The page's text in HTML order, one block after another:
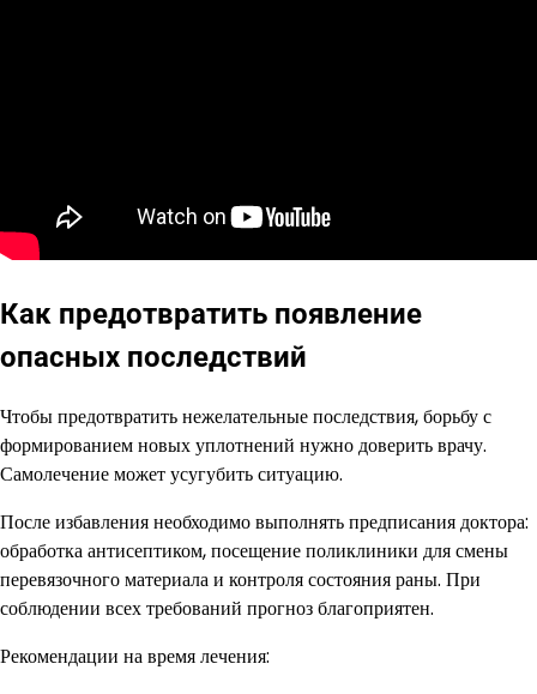
Как предотвратить появление
опасных последствий
Чтобы предотвратить нежелательные последствия, борьбу с
формированием новых уплотнений нужно доверить врачу.
Самолечение может усугубить ситуацию.
После избавления необходимо выполнять предписания доктора:
обработка антисептиком, посещение поликлиники для смены
перевязочного материала и контроля состояния раны. При
соблюдении всех требований прогноз благоприятен.
Рекомендации на время лечения: